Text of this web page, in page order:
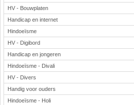
HV - Bouwplaten
Handicap en internet
Hindoeïsme
HV - Digibord
Handicap en jongeren
Hindoeïsme - Divali
HV - Divers
Handig voor ouders
Hindoeïsme - Holi